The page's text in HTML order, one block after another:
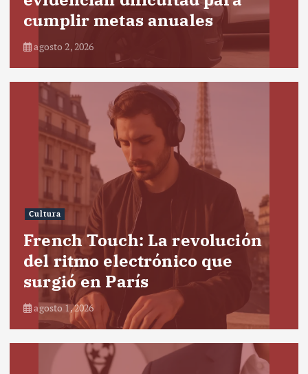
cumplir metas anuales
agosto 2, 2026
Cultura
French Touch: La revolución
del ritmo electrónico que
surgió en París
agosto 1, 2026